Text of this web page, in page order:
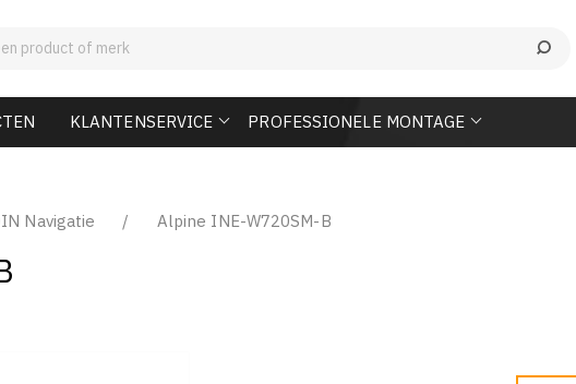
KLANTENSERVICE PROFESSIONELE MONTAGE
Navigatie Alpine INE-W720SM-B